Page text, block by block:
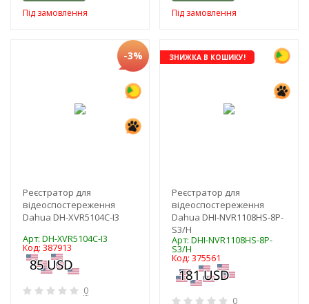
Під замовлення Під замовлення
-3%
Реєстратор для
відеоспостереження
Dahua DH-XVR5104C-I3
Арт: DH-XVR5104C-I3
Код: 387913
0
ЗНИЖКА В КОШИКУ!
Реєстратор для
відеоспостереження
Dahua DHI-NVR1108HS-8P-
S3/H
Арт: DHI-NVR1108HS-8P-
S3/H
Код: 375561
0